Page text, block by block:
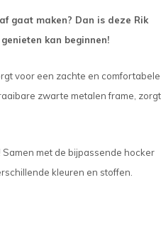
gaat maken? Dan is deze Rik
kan beginnen!
voor een zachte en comfortabele
zwarte metalen frame, zorgt
met de bijpassende hocker
kleuren en stoffen.